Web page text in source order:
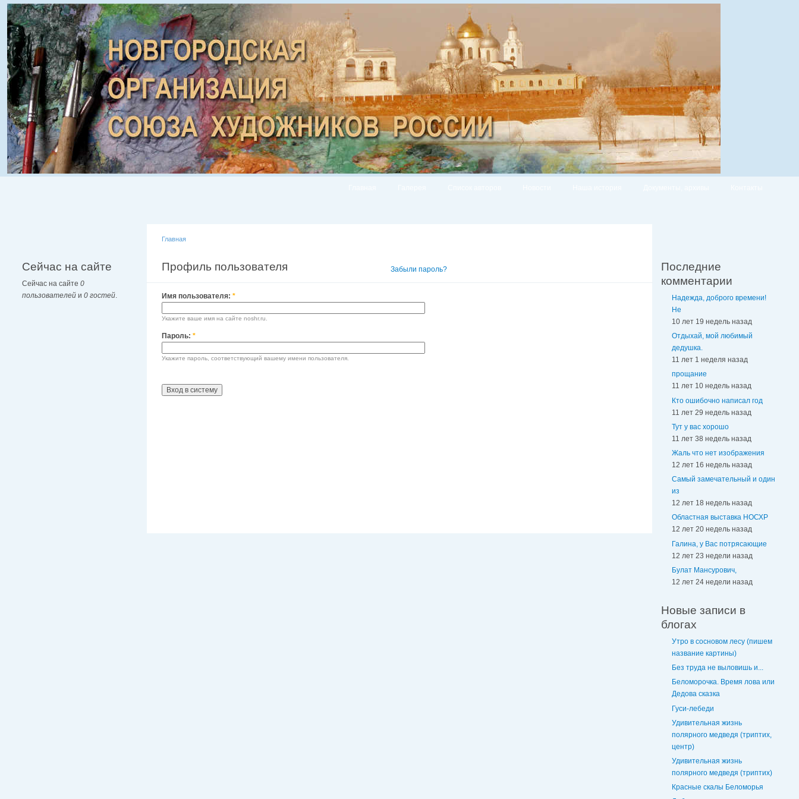
Сейчас на сайте
Сейчас на сайте 0
пользователей и 0 гостей.
Главная
Профиль пользователя Забыли пароль?
Имя пользователя: *
Укажите ваше имя на сайте noshr.ru.
Пароль: *
Укажите пароль, соответствующий вашему имени пользователя.
Последние
комментарии
Надежда, доброго времени!
Не
10 лет 19 недель назад
Отдыхай, мой любимый
дедушка.
11 лет 1 неделя назад
прощание
11 лет 10 недель назад
Кто ошибочно написал год
11 лет 29 недель назад
Тут у вас хорошо
11 лет 38 недель назад
Жаль что нет изображения
12 лет 16 недель назад
Самый замечательный и один
из
12 лет 18 недель назад
Областная выставка НОСХР
12 лет 20 недель назад
Галина, у Вас потрясающие
12 лет 23 недели назад
Булат Мансурович,
12 лет 24 недели назад
Новые записи в
блогах
Утро в сосновом лесу (пишем
название картины)
Без труда не выловишь и...
Беломорочка. Время лова или
Дедова сказка
Гуси-лебеди
Удивительная жизнь
полярного медведя (триптих,
центр)
Удивительная жизнь
полярного медведя (триптих)
Красные скалы Беломорья